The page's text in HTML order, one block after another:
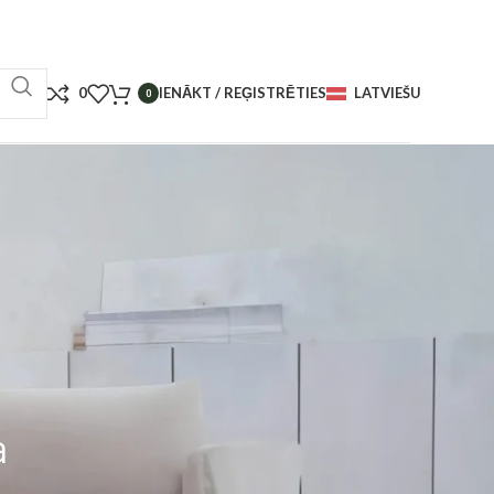
0 0 IENĀKT / REĢISTRĒTIES LATVIEŠU